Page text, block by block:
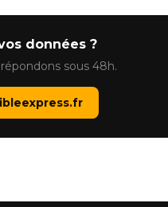
données ?
sous 48h.